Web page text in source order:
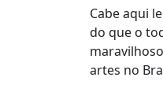
Cabe aqui
do que o
artes no